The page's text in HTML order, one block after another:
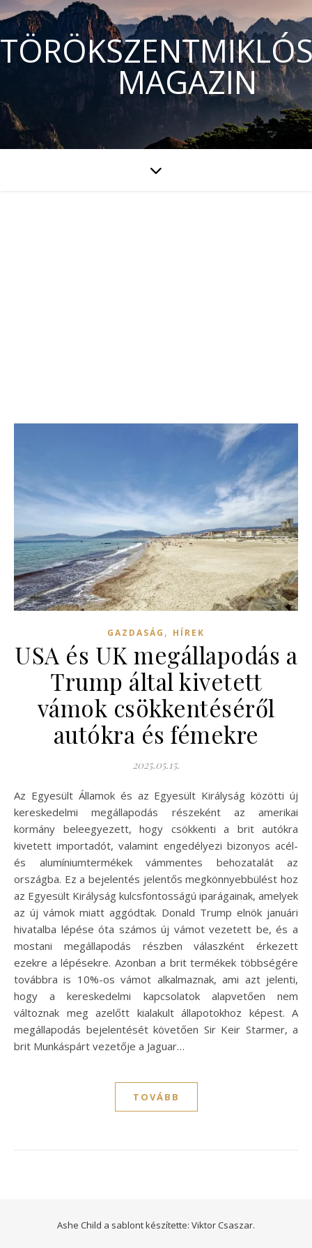
MAGAZIN
GAZDASÁG , HÍREK
USA és UK megállapodás a
Trump által kivetett
vámok csökkentéséről
autókra és fémekre
2025.05.15.
Az Egyesült Államok és az Egyesült Királyság közötti új
kereskedelmi megállapodás részeként az amerikai
kormány beleegyezett, hogy csökkenti a brit autókra
kivetett importadót, valamint engedélyezi bizonyos acél-
és alumíniumtermékek vámmentes behozatalát az
országba. Ez a bejelentés jelentős megkönnyebbülést hoz
az Egyesült Királyság kulcsfontosságú iparágainak, amelyek
az új vámok miatt aggódtak. Donald Trump elnök januári
hivatalba lépése óta számos új vámot vezetett be, és a
mostani megállapodás részben válaszként érkezett
ezekre a lépésekre. Azonban a brit termékek többségére
továbbra is 10%-os vámot alkalmaznak, ami azt jelenti,
hogy a kereskedelmi kapcsolatok alapvetően nem
változnak meg azelőtt kialakult állapotokhoz képest. A
megállapodás bejelentését követően Sir Keir Starmer, a
brit Munkáspárt vezetője a Jaguar…
TOVÁBB
Ashe Child a sablont készítette: Viktor Csaszar.